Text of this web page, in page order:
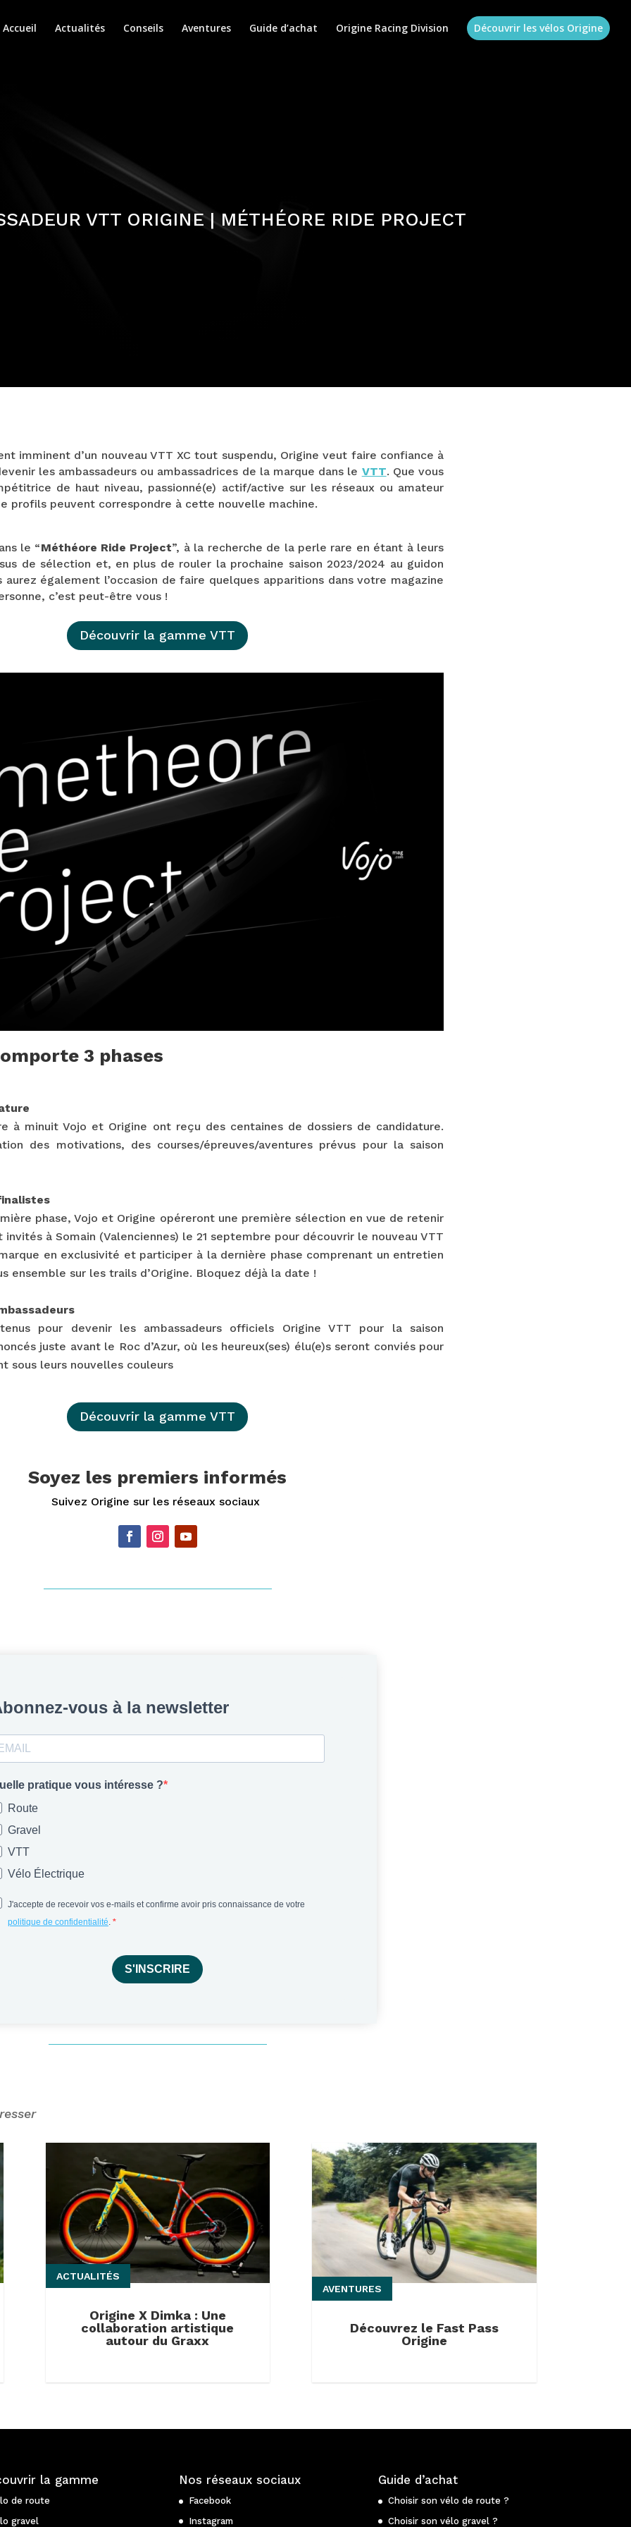
Accueil Actualités Conseils Aventures Guide d’achat Origine Racing Division Découvrir les vélos Origine
VTT ORIGINE | MÉTHÉORE RIDE PROJECT
imminent d’un nouveau VTT XC tout suspendu, Origine veut faire confiance à
les ambassadeurs ou ambassadrices de la marque dans le VTT. Que vous
de haut niveau, passionné(e) actif/active sur les réseaux ou amateur
profils peuvent correspondre à cette nouvelle machine.
le “Méthéore Ride Project”, à la recherche de la perle rare en étant à leurs
de sélection et, en plus de rouler la prochaine saison 2023/2024 au guidon
aurez également l’occasion de faire quelques apparitions dans votre magazine
c’est peut-être vous !
Découvrir la gamme VTT
3 phases
à minuit Vojo et Origine ont reçu des centaines de dossiers de candidature.
des motivations, des courses/épreuves/aventures prévus pour la saison
phase, Vojo et Origine opéreront une première sélection en vue de retenir
à Somain (Valenciennes) le 21 septembre pour découvrir le nouveau VTT
en exclusivité et participer à la dernière phase comprenant un entretien
ensemble sur les trails d’Origine. Bloquez déjà la date !
pour devenir les ambassadeurs officiels Origine VTT pour la saison
juste avant le Roc d’Azur, où les heureux(ses) élu(e)s seront conviés pour
sous leurs nouvelles couleurs
Découvrir la gamme VTT
Soyez les premiers informés
Suivez Origine sur les réseaux sociaux
vous à la newsletter
pratique vous intéresse ?
Route
Gravel
VTT
Vélo Électrique
J'accepte de recevoir vos e-mails et confirme avoir pris connaissance de votre
politique de confidentialité
S'INSCRIRE
Origine X Dimka : Une
collaboration artistique
autour du Graxx
ACTUALITÉS
Découvrez le Fast Pass
Origine
AVENTURES
la gamme
de route
gravel
Nos réseaux sociaux
Facebook
Instagram
Guide d’achat
Choisir son vélo de route ?
Choisir son vélo gravel ?